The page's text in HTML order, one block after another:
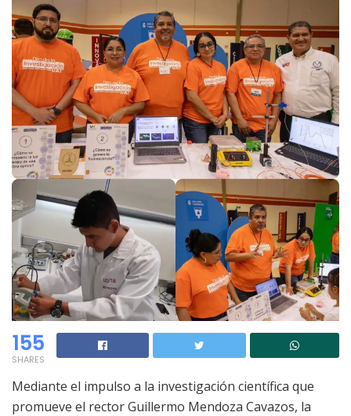
155
SHARES
Mediante el impulso a la investigación científica que
promueve el rector Guillermo Mendoza Cavazos, la